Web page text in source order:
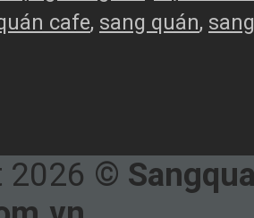
cafe, sang quán,
2026 ©